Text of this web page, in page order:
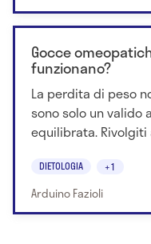
Gocce
funzionano?
La perdita di peso
sono solo un valido
equilibrata. Rivolgiti
DIETOLOGIA +1
Arduino Fazioli